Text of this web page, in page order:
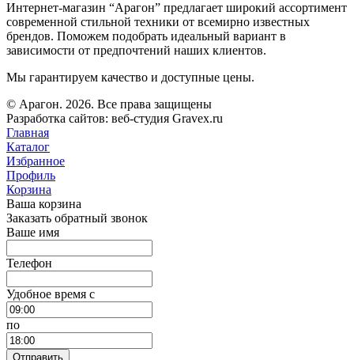
Интернет-магазин “Арагон” предлагает широкий ассортимент
современной стильной техники от всемирно известных
брендов. Поможем подобрать идеальный вариант в
зависимости от предпочтений наших клиентов.
Мы гарантируем качество и доступные цены.
© Арагон. 2026. Все права защищены
Разработка сайтов: веб-студия Gravex.ru
Главная
Каталог
Избранное
Профиль
Корзина
Ваша корзина
Заказать обратный звонок
Ваше имя
Телефон
Удобное время c
по
Отправить